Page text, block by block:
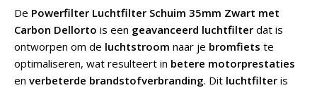
De Powerfilter Luchtfilter Schuim 35mm Zwart met
Carbon Dellorto is een geavanceerd luchtfilter dat is
ontworpen om de luchtstroom naar je bromfiets te
optimaliseren, wat resulteert in betere motorprestaties
en verbeterde brandstofverbranding. Dit luchtfilter is